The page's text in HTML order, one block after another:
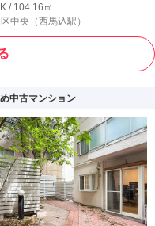
/ 104.16㎡
中央 （西馬込駅）
中古マンション